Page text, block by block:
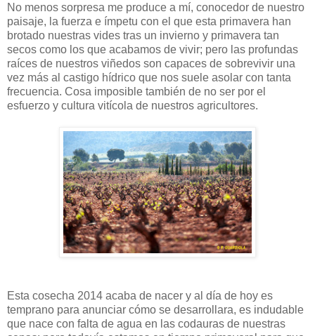
No menos sorpresa me produce a mí, conocedor de nuestro
paisaje, la fuerza e ímpetu con el que esta primavera han
brotado nuestras vides tras un invierno y primavera tan
secos como los que acabamos de vivir; pero las profundas
raíces de nuestros viñedos son capaces de sobrevivir una
vez más al castigo hídrico que nos suele asolar con tanta
frecuencia. Cosa imposible también de no ser por el
esfuerzo y cultura vitícola de nuestros agricultores.
Esta cosecha 2014 acaba de nacer y al día de hoy es
temprano para anunciar cómo se desarrollara, es indudable
que nace con falta de agua en las codauras de nuestras